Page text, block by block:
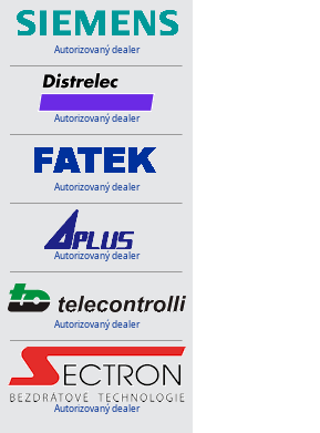
Autorizovaný dealer
Autorizovaný dealer
Autorizovaný dealer
Autorizovaný dealer
Autorizovaný dealer
Autorizovaný dealer